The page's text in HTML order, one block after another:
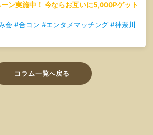
ン実施中！ 今ならお互いに5,000Pゲット
会 #合コン #エンタメマッチング #神奈川
コラム一覧へ戻る